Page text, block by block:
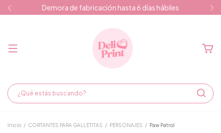
Demora de fabricación hasta 6 días hábiles
Inicio / CORTANTES PARA GALLETITAS / PERSONAJES / Paw Patrol